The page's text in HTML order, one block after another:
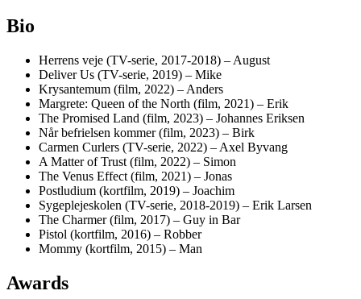
Bio
Herrens veje (TV-serie, 2017-2018) – August
Deliver Us (TV-serie, 2019) – Mike
Krysantemum (film, 2022) – Anders
Margrete: Queen of the North (film, 2021) – Erik
The Promised Land (film, 2023) – Johannes Eriksen
Når befrielsen kommer (film, 2023) – Birk
Carmen Curlers (TV-serie, 2022) – Axel Byvang
A Matter of Trust (film, 2022) – Simon
The Venus Effect (film, 2021) – Jonas
Postludium (kortfilm, 2019) – Joachim
Sygeplejeskolen (TV-serie, 2018-2019) – Erik Larsen
The Charmer (film, 2017) – Guy in Bar
Pistol (kortfilm, 2016) – Robber
Mommy (kortfilm, 2015) – Man
Awards